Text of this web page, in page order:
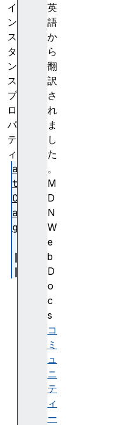
英
語
か
ら
翻
訳
さ
れ
ま
し
た
。
M
D
N
W
e
b
D
o
c
s
コ
ミ
ュ
ニ
テ
ィ
ー
イ
ン
ス
タ
ン
ス
プ
ロ
パ
テ
ィ
at
tr
Ch
an
ge